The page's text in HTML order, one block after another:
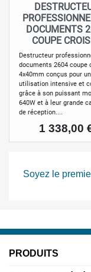
DOCUMENTS
COUPE
Destructeur
documents 2604 coupe
4x40mm conçus pour
utilisation intensive et
grâce à son puissant
640W et à leur grande
de réception....
Prix
1 338,00
Soyez le
PRODUITS